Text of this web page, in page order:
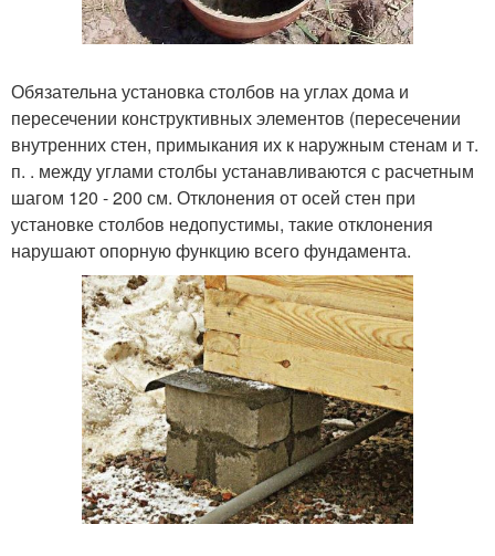
Обязательна установка столбов на углах дома и
пересечении конструктивных элементов (пересечении
внутренних стен, примыкания их к наружным стенам и т.
п. . между углами столбы устанавливаются с расчетным
шагом 120 - 200 см. Отклонения от осей стен при
установке столбов недопустимы, такие отклонения
нарушают опорную функцию всего фундамента.